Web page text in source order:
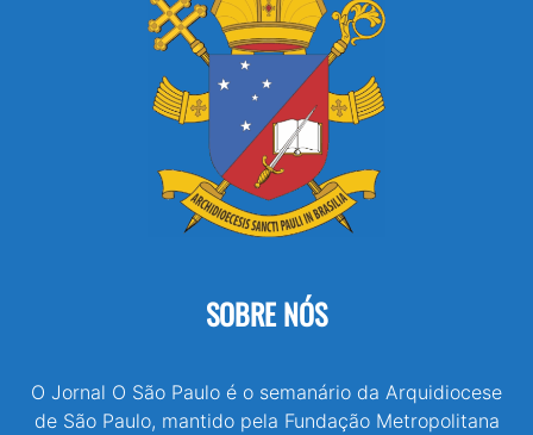
SOBRE NÓS
O Jornal O São Paulo é o semanário da Arquidiocese
de São Paulo, mantido pela Fundação Metropolitana